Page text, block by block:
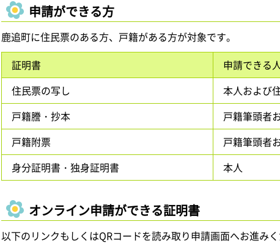
申請ができる方
鹿追町に住民票のある方、戸籍がある方が対象です。
証明書
申請できる
住民票の写し
本人および
戸籍謄・抄本
戸籍筆頭者
戸籍附票
戸籍筆頭者
身分証明書・独身証明書
本人
オンライン申請ができる証明書
以下のリンクもしくはQRコードを読み取り申請画面へお進み